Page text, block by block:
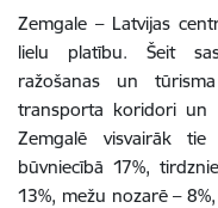
Zemgale – Latvijas
lielu platību. Šeit
ražošanas un
transporta koridori un
Zemgalē visvairāk
būvniecībā 17%,
13%, mežu nozarē –